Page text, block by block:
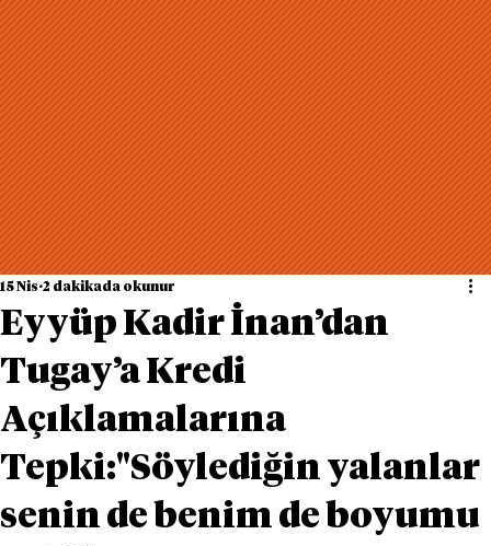
Eyyüp Kadir İnan’dan
Tugay’a Kredi
Açıklamalarına
Tepki:"Söylediğin yalanlar
senin de benim de boyumu
15 Nis 2 dakikada okunur